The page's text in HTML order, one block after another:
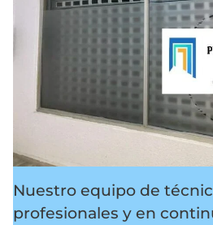
Nuestro equipo de
profesionales y en